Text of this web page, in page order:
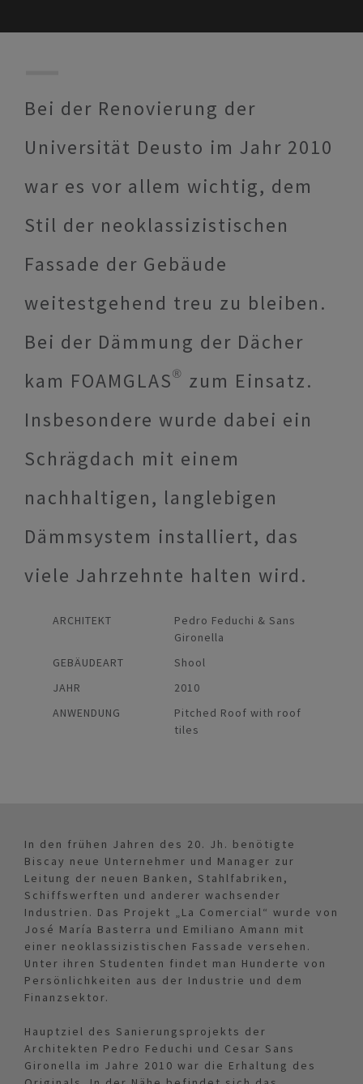
Bei der Renovierung der
Universität Deusto im Jahr 2010
war es vor allem wichtig, dem
Stil der neoklassizistischen
Fassade der Gebäude
weitestgehend treu zu bleiben.
Bei der Dämmung der Dächer
kam FOAMGLAS® zum Einsatz.
Insbesondere wurde dabei ein
Schrägdach mit einem
nachhaltigen, langlebigen
Dämmsystem installiert, das
viele Jahrzehnte halten wird.
ARCHITEKT
Pedro Feduchi & Sans
Gironella
GEBÄUDEART
Shool
JAHR
2010
ANWENDUNG
Pitched Roof with roof
tiles
In den frühen Jahren des 20. Jh. benötigte
Biscay neue Unternehmer und Manager zur
Leitung der neuen Banken, Stahlfabriken,
Schiffswerften und anderer wachsender
Industrien. Das Projekt „La Comercial“ wurde von
José María Basterra und Emiliano Amann mit
einer neoklassizistischen Fassade versehen.
Unter ihren Studenten findet man Hunderte von
Persönlichkeiten aus der Industrie und dem
Finanzsektor.
Hauptziel des Sanierungsprojekts der
Architekten Pedro Feduchi und Cesar Sans
Gironella im Jahre 2010 war die Erhaltung des